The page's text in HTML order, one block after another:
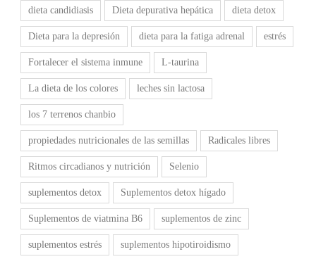
dieta candidiasis Dieta depurativa hepática dieta detox
Dieta para la depresión dieta para la fatiga adrenal estrés
Fortalecer el sistema inmune L-taurina
La dieta de los colores leches sin lactosa
los 7 terrenos chanbio
propiedades nutricionales de las semillas Radicales libres
Ritmos circadianos y nutrición Selenio
suplementos detox Suplementos detox hígado
Suplementos de viatmina B6 suplementos de zinc
suplementos estrés suplementos hipotiroidismo